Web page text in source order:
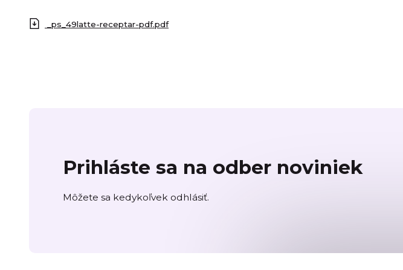
_ps_49latte-receptar-pdf.pdf
Prihláste sa na odber noviniek
Môžete sa kedykoľvek odhlásiť.